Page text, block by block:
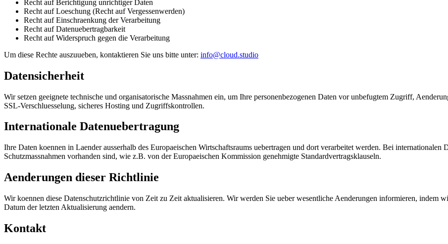
Recht auf Berichtigung unrichtiger Daten
Recht auf Loeschung (Recht auf Vergessenwerden)
Recht auf Einschraenkung der Verarbeitung
Recht auf Datenuebertragbarkeit
Recht auf Widerspruch gegen die Verarbeitung
Um diese Rechte auszuueben, kontaktieren Sie uns bitte unter: info@cloud.studio
Datensicherheit
Wir setzen geeignete technische und organisatorische Massnahmen ein, um Ihre personenbezogenen Daten vor unbefugtem Zugriff,
SSL-Verschluesselung, sicheres Hosting und Zugriffskontrollen.
Internationale Datenuebertragung
Ihre Daten koennen in Laender ausserhalb des Europaeischen Wirtschaftsraums uebertragen und dort verarbeitet werden. Bei internationalen
Schutzmassnahmen vorhanden sind, wie z.B. von der Europaeischen Kommission genehmigte Standardvertragsklauseln.
Aenderungen dieser Richtlinie
Wir koennen diese Datenschutzrichtlinie von Zeit zu Zeit aktualisieren. Wir werden Sie ueber wesentliche Aenderungen informieren, indem
Datum der letzten Aktualisierung aendern.
Kontakt